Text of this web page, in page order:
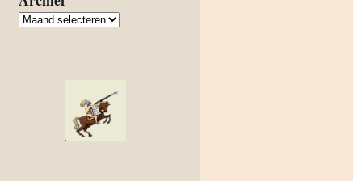
Archief